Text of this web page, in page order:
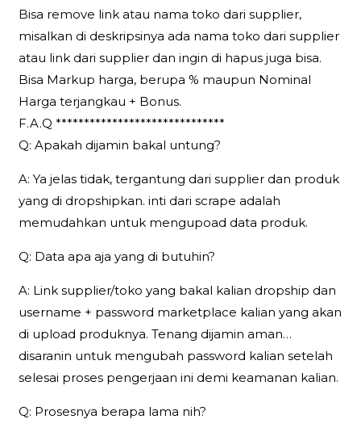
Bisa remove link atau nama toko dari supplier,
misalkan di deskripsinya ada nama toko dari supplier
atau link dari supplier dan ingin di hapus juga bisa.
Bisa Markup harga, berupa % maupun Nominal
Harga terjangkau + Bonus.
F.A.Q ******************************
Q: Apakah dijamin bakal untung?
A: Ya jelas tidak, tergantung dari supplier dan produk
yang di dropshipkan. inti dari scrape adalah
memudahkan untuk mengupoad data produk.
Q: Data apa aja yang di butuhin?
A: Link supplier/toko yang bakal kalian dropship dan
username + password marketplace kalian yang akan
di upload produknya. Tenang dijamin aman…
disaranin untuk mengubah password kalian setelah
selesai proses pengerjaan ini demi keamanan kalian.
Q: Prosesnya berapa lama nih?